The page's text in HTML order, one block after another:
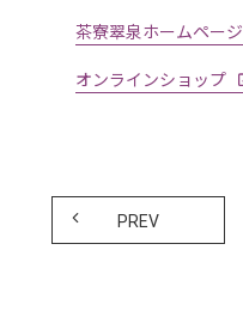
茶寮翠泉ホームページ
オンラインショップ
PREV